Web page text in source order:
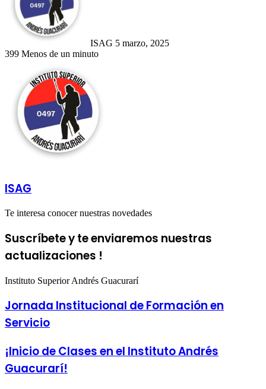
ISAG 5 marzo, 2025
399 Menos de un minuto
ISAG
Te interesa conocer nuestras novedades
Suscríbete y te enviaremos nuestras
actualizaciones !
Instituto Superior Andrés Guacurarí
Jornada Institucional de Formación en
Servicio
¡Inicio de Clases en el Instituto Andrés
Guacurarí!